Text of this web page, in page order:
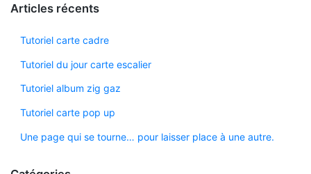
Articles récents
Tutoriel carte cadre
Tutoriel du jour carte escalier
Tutoriel album zig gaz
Tutoriel carte pop up
Une page qui se tourne… pour laisser place à une autre.